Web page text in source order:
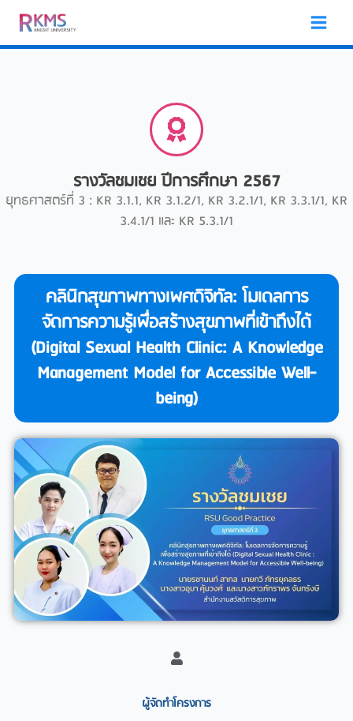
content
รางวัลชมเชย ปีการศึกษา 2567
ยุทธศาสตร์ที่ 3 : KR 3.1.1, KR 3.1.2/1, KR 3.2.1/1, KR 3.3.1/1, KR
3.4.1/1 และ KR 5.3.1/1
คลินิกสุขภาพทางเพศดิจิทัล: โมเดลการ
จัดการความรู้เพื่อสร้างสุขภาพที่เข้าถึงได้
(Digital Sexual Health Clinic: A Knowledge
Management Model for Accessible Well-
being)
ผู้จัดทำโครงการ​